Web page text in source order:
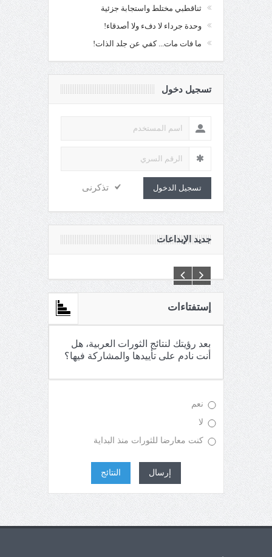
ثناقطبي مختلط واستجابة جزئية
وحدة جرداء لا دفء ولا أصدقاء!
ما فات مات... كفي عن جلد الذات!
تسجيل دخول
تسجيل الدخول تذكرنى
جديد الإبداعات
إستفتاءات
بعد رؤيتك لنتائج الثورات العربية، هل
أنت نادم على تأييدها والمشاركة فيها؟
نعم
لا
كنت معارضا للثورات منذ البداية
إرسال النتائج